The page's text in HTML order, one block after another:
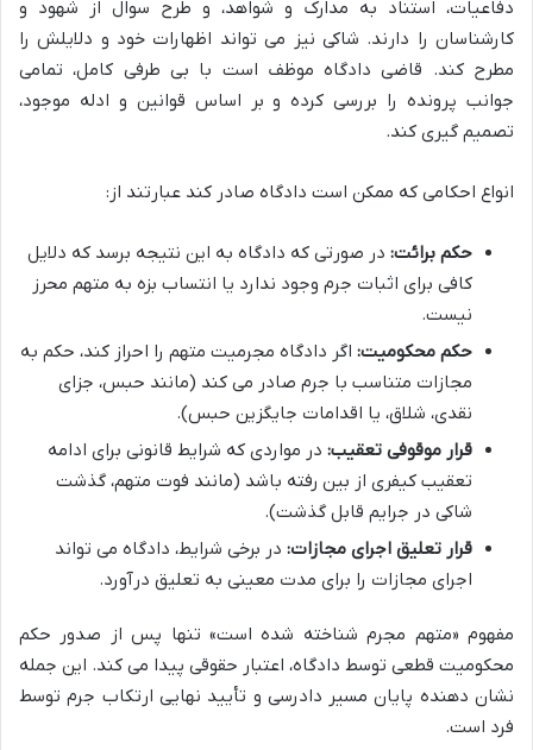
دفاعیات، استناد به مدارک و شواهد، و طرح سوال از شهود و
کارشناسان را دارند. شاکی نیز می تواند اظهارات خود و دلایلش را
مطرح کند. قاضی دادگاه موظف است با بی طرفی کامل، تمامی
جوانب پرونده را بررسی کرده و بر اساس قوانین و ادله موجود،
تصمیم گیری کند.
انواع احکامی که ممکن است دادگاه صادر کند عبارتند از:
حکم برائت: در صورتی که دادگاه به این نتیجه برسد که دلایل
کافی برای اثبات جرم وجود ندارد یا انتساب بزه به متهم محرز
نیست.
حکم محکومیت: اگر دادگاه مجرمیت متهم را احراز کند، حکم به
مجازات متناسب با جرم صادر می کند (مانند حبس، جزای
نقدی، شلاق، یا اقدامات جایگزین حبس).
قرار موقوفی تعقیب: در مواردی که شرایط قانونی برای ادامه
تعقیب کیفری از بین رفته باشد (مانند فوت متهم، گذشت
شاکی در جرایم قابل گذشت).
قرار تعلیق اجرای مجازات: در برخی شرایط، دادگاه می تواند
اجرای مجازات را برای مدت معینی به تعلیق درآورد.
مفهوم «متهم مجرم شناخته شده است» تنها پس از صدور حکم
محکومیت قطعی توسط دادگاه، اعتبار حقوقی پیدا می کند. این جمله
نشان دهنده پایان مسیر دادرسی و تأیید نهایی ارتکاب جرم توسط
فرد است.